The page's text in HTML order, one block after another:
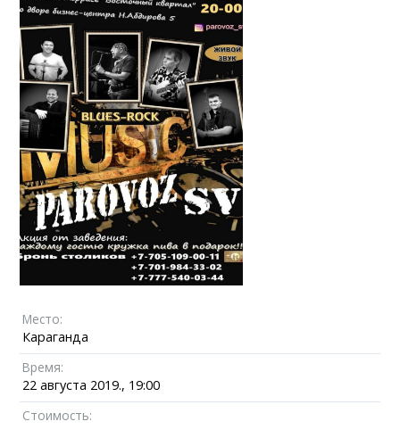
Место:
Караганда
Время:
22 августа 2019., 19:00
Стоимость: